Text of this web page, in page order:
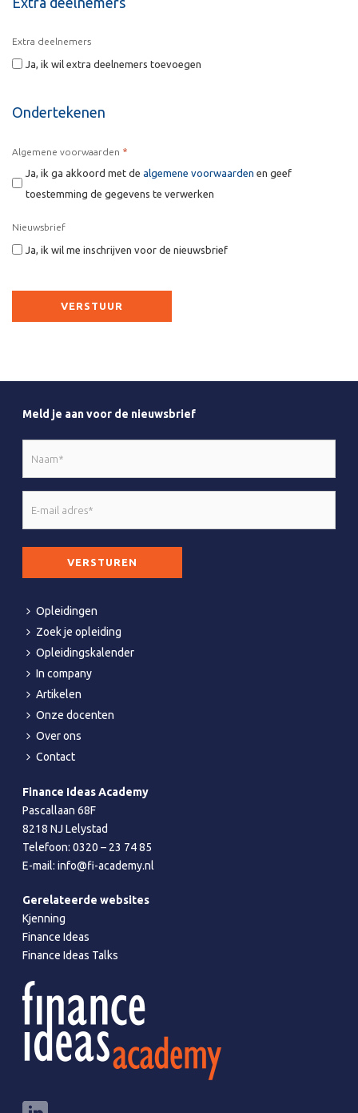
Extra deelnemers
Ja, ik wil extra deelnemers toevoegen
Ondertekenen
Algemene voorwaarden *
Ja, ik ga akkoord met de algemene voorwaarden en geef
toestemming de gegevens te verwerken
Nieuwsbrief
Ja, ik wil me inschrijven voor de nieuwsbrief
Meld je aan voor de nieuwsbrief
Opleidingen
Zoek je opleiding
Opleidingskalender
In company
Artikelen
Onze docenten
Over ons
Contact
Finance Ideas Academy
Pascallaan 68F
8218 NJ Lelystad
Telefoon:0320 – 23 74 85
E-mail:info@fi-academy.nl
Gerelateerde websites
Kjenning
Finance Ideas
Finance Ideas Talks